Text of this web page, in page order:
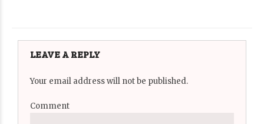
LEAVE A REPLY
Your email address will not be published.
Comment